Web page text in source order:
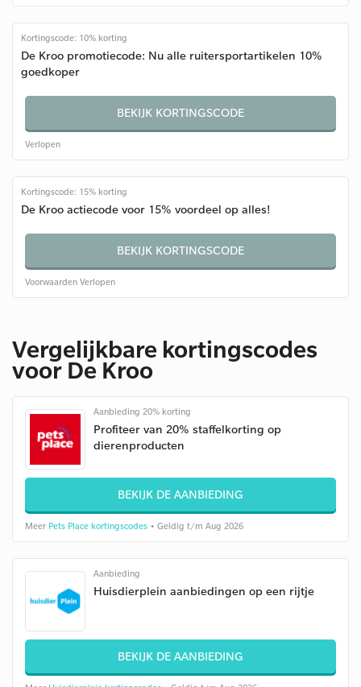
Kortingscode: 10% korting
De Kroo promotiecode: Nu alle ruitersportartikelen 10%
goedkoper
BEKIJK KORTINGSCODE
Verlopen
Kortingscode: 15% korting
De Kroo actiecode voor 15% voordeel op alles!
BEKIJK KORTINGSCODE
Voorwaarden Verlopen
Vergelijkbare kortingscodes
voor De Kroo
Aanbieding 20% korting
Profiteer van 20% staffelkorting op
dierenproducten
BEKIJK DE AANBIEDING
Meer Pets Place kortingscodes • Geldig t/m Aug 2026
Aanbieding
Huisdierplein aanbiedingen op een rijtje
BEKIJK DE AANBIEDING